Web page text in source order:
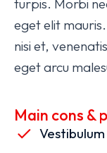
turpis. Morbi
eget elit
nisi et,
eget arcu
Main cons &